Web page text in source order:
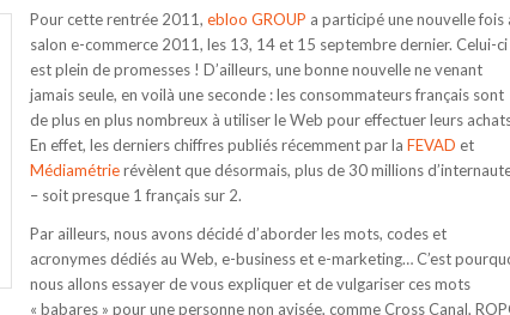
Pour cette rentrée 2011, ebloo GROUP a participé une nouvelle fois
salon e-commerce 2011, les 13, 14 et 15 septembre dernier. Celui-ci
est plein de promesses ! D’ailleurs, une bonne nouvelle ne venant
jamais seule, en voilà une seconde : les consommateurs français sont
de plus en plus nombreux à utiliser le Web pour effectuer leurs
En effet, les derniers chiffres publiés récemment par la FEVAD et
Médiamétrierévèlent que désormais, plus de 30 millions
– soit presque 1 français sur 2.
Par ailleurs, nous avons décidé d’aborder les mots, codes et
acronymes dédiés au Web, e-business et e-marketing… C’est
nous allons essayer de vous expliquer et de vulgariser ces mots
« babares » pour une personne non avisée, comme Cross Canal,